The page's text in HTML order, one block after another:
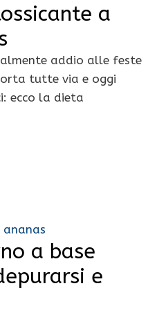
a
addio alle feste
tutte via e oggi
ecco la dieta
a base
e